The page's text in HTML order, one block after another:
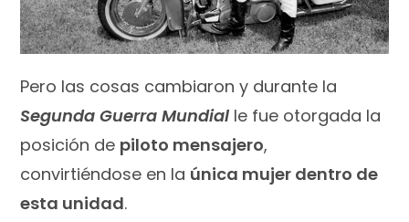
Pero las cosas cambiaron y durante la
Segunda Guerra Mundial le fue otorgada la
posición de piloto mensajero,
convirtiéndose en la única mujer dentro de
esta unidad.